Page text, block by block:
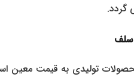
سلف
تولیدی به قیمت معین